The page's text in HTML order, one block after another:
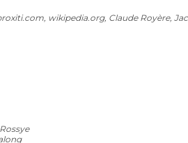
wikipedia.org, Claude Royère,